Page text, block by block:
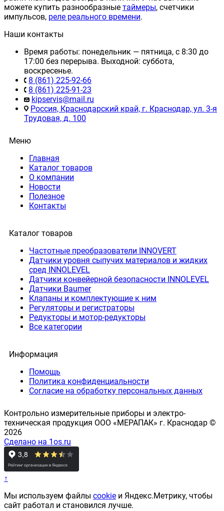
можете купить разнообразные таймеры, счетчики
импульсов, реле реального времени.
Наши контакты
Время работы: понедельник — пятница, с 8:30 до
17:00 без перерыва. Выходной: суббота,
воскресенье.
8 (861) 225-92-66
8 (861) 225-91-23
kipservis@mail.ru
Россия, Краснодарский край, г. Краснодар, ул. 3-я
Трудовая, д. 100
Меню
Главная
Каталог товаров
О компании
Новости
Полезное
Контакты
Каталог товаров
Частотные преобразователи INNOVERT
Датчики уровня сыпучих материалов и жидких
сред INNOLEVEL
Датчики конвейерной безопасности INNOLEVEL
Датчики Baumer
Клапаны и комплектующие к ним
Регуляторы и регистраторы
Редукторы и мотор-редукторы
Все категории
Информация
Помощь
Политика конфиденциальности
Согласие на обработку персональных данных
Контрольно измерительные приборы и электро-
техническая продукция ООО «МЕРАПАК» г. Краснодар ©
2026
Сделано на 1os.ru
↑
Мы используем файлы cookie и Яндекс.Метрику, чтобы
сайт работал и становился лучше.